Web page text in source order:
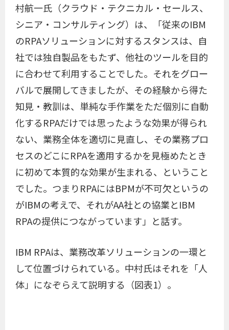
村航一氏（クラウド・テクニカル・セールス、
シニア・コンサルティング）は、「従来のIBM
のRPAソリューションに対するスタンスは、自
社では独自製品をもたず、他社のツールを目的
に合わせて利用することでした。それをグロー
バルで展開してきましたが、その経験から得た
知見・教訓は、単純な手作業をただ個別に自動
化するRPAだけでは思ったような効果が得られ
ない、業務全体を適切に見直し、その業務プロ
セスのどこにRPAを適用するかを見極めたとき
に初めて本質的な効果が生まれる、ということ
でした。つまりRPAにはBPMが不可欠というの
がIBMの考えで、それがAA社との協業とIBM
RPAの提供につながっています」と話す。
IBM RPAは、業務改革ソリューションの一環と
して位置づけられている。中村氏はそれを「人
体」になぞらえて説明する（図表1）。